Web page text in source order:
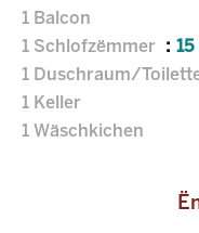
1 Balcon
1 Schlofzëmmer
15
1 Duschraum/
1 Keller
1 Wäschkichen